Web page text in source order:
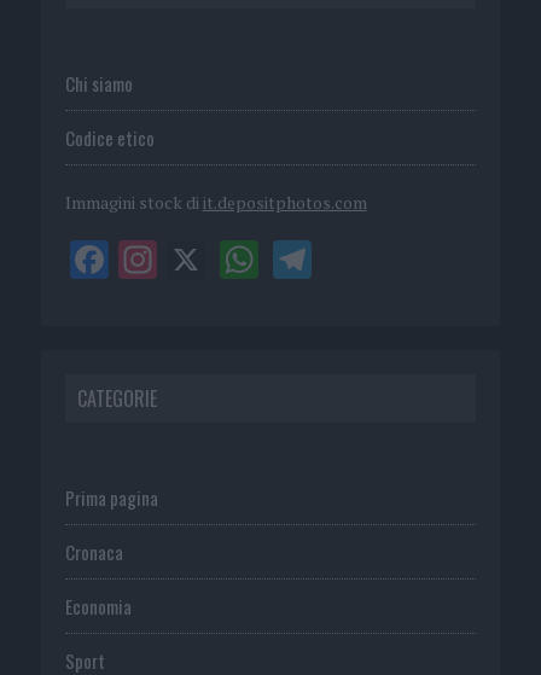
Chi siamo
Codice etico
Immagini stock di it.depositphotos.com
CATEGORIE
Prima pagina
Cronaca
Economia
Sport